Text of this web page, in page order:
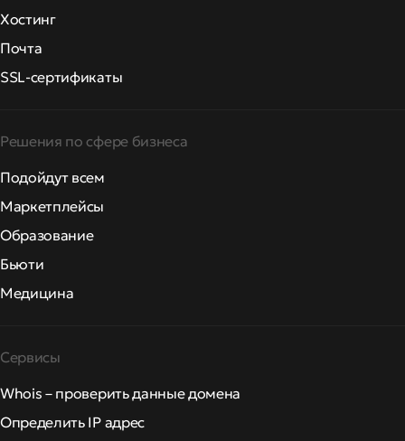
Хостинг
Почта
SSL-сертификаты
Решения по сфере бизнеса
Подойдут всем
Маркетплейсы
Образование
Бьюти
Медицина
Сервисы
Whois – проверить данные домена
Определить IP адрес